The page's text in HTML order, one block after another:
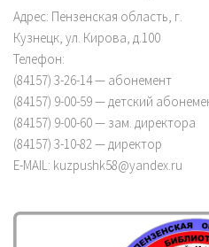
Адрес: Пензенская область, г.
Кузнецк, ул. Кирова, д.100
Телефон:
(84157) 3-26-14 — абонемент
(84157) 9-00-59 — детский
(84157) 9-00-60 — зам. директора
(84157) 3-10-82 — директор
E-MAIL: kuzpushk58@yandex.ru